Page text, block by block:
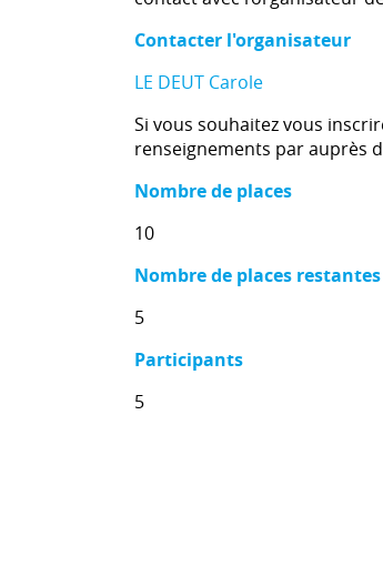
Contacter l'organisateur
LE DEUT Carole
Si vous souhaitez vous
renseignements par auprès
Nombre de places
10
Nombre de places restantes
5
Participants
5